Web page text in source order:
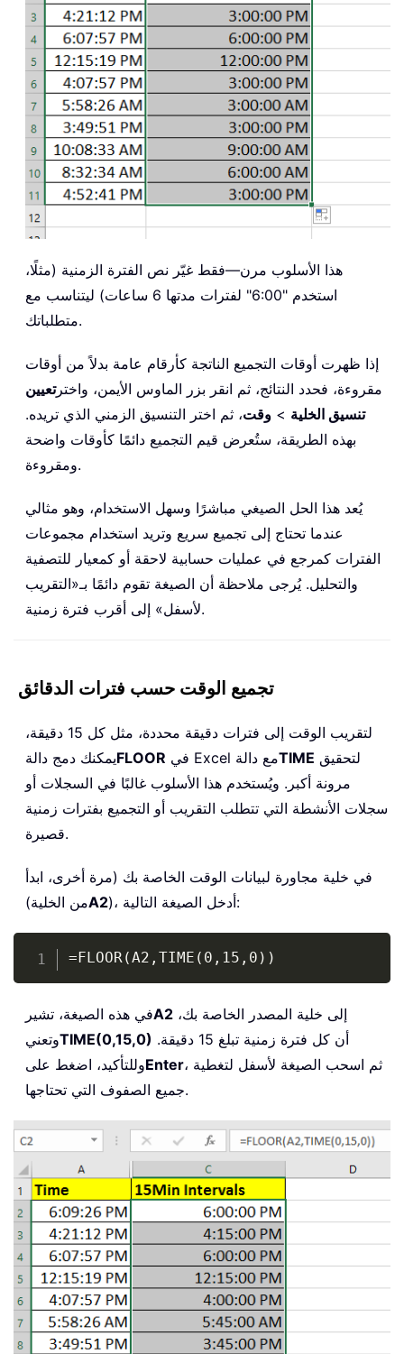
هذا الأسلوب مرن—فقط غيّر نص الفترة الزمنية (مثلًا،
استخدم "6:00" لفترات مدتها 6 ساعات) ليتناسب مع
متطلباتك.
إذا ظهرت أوقات التجميع الناتجة كأرقام عامة بدلاً من أوقات
مقروءة، فحدد النتائج، ثم انقر بزر الماوس الأيمن، واخترتعيين
تنسيق الخلية > وقت، ثم اختر التنسيق الزمني الذي تريده.
بهذه الطريقة، ستُعرض قيم التجميع دائمًا كأوقات واضحة
ومقروءة.
يُعد هذا الحل الصيغي مباشرًا وسهل الاستخدام، وهو مثالي
عندما تحتاج إلى تجميع سريع وتريد استخدام مجموعات
الفترات كمرجع في عمليات حسابية لاحقة أو كمعيار للتصفية
والتحليل. يُرجى ملاحظة أن الصيغة تقوم دائمًا بـ«التقريب
لأسفل» إلى أقرب فترة زمنية.
تجميع الوقت حسب فترات الدقائق
لتقريب الوقت إلى فترات دقيقة محددة، مثل كل 15 دقيقة،
يمكنك دمج دالةFLOOR في Excel مع دالةTIME
مرونة أكبر. ويُستخدم هذا الأسلوب غالبًا في السجلات أو
سجلات الأنشطة التي تتطلب التقريب أو التجميع بفترات زمنية
قصيرة.
في خلية مجاورة لبيانات الوقت الخاصة بك (مرة أخرى، ابدأ
من الخلية)A2 )، أدخل الصيغة التالية:
=FLOOR(A2,TIME(0,15,0))
في هذه الصيغة، تشيرA2
وتعنيTIME(0,15,0)
وللتأكيد، اضغط علىEnter، ثم اسحب الصيغة لأسفل لتغطية
جميع الصفوف التي تحتاجها.